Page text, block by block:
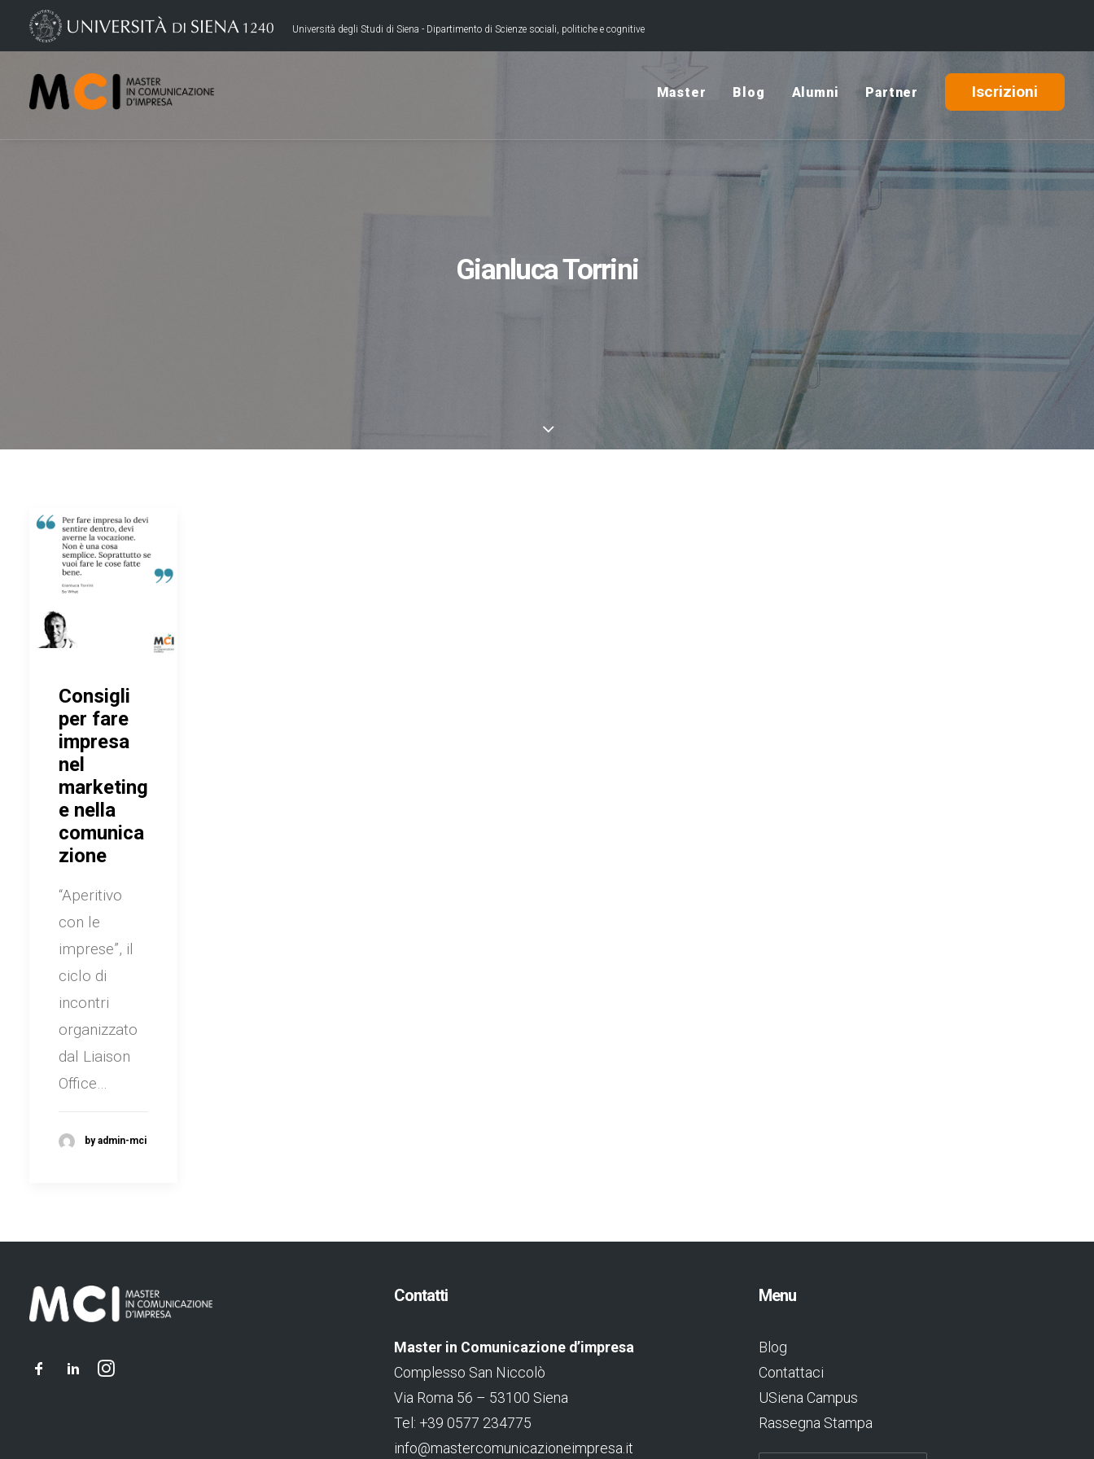
Università degli Studi di Siena - Dipartimento di Scienze sociali, politiche e cognitive
Master Blog Alumni Partner Iscrizioni
Gianluca Torrini
Consigli
per fare
impresa
nel
marketing
e nella
comunica
zione
“Aperitivo
con le
imprese”, il
ciclo di
incontri
organizzato
dal Liaison
Office…
by admin-mci
Contatti
Master in Comunicazione d’impresa
Complesso San Niccolò
Via Roma 56 – 53100 Siena
Tel: +39 0577 234775
info@mastercomunicazioneimpresa.it
Menu
Blog
Contattaci
USiena Campus
Rassegna Stampa